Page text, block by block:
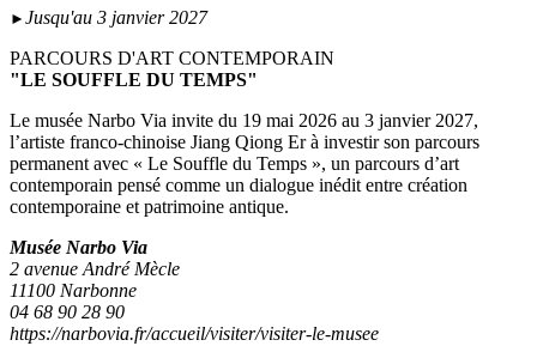
► Jusqu'au 3 janvier 2027
PARCOURS D'ART CONTEMPORAIN
"LE SOUFFLE DU TEMPS"
Le musée Narbo Via invite du 19 mai 2026 au 3 janvier 2027,
l’artiste franco-chinoise Jiang Qiong Er à investir son parcours
permanent avec « Le Souffle du Temps », un parcours d’art
contemporain pensé comme un dialogue inédit entre création
contemporaine et patrimoine antique.
Musée Narbo Via
2 avenue André Mècle
11100 Narbonne
04 68 90 28 90
https://narbovia.fr/accueil/visiter/visiter-le-musee